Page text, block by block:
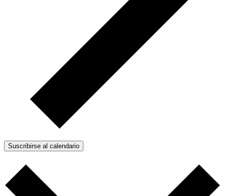
Suscribirse al calendario